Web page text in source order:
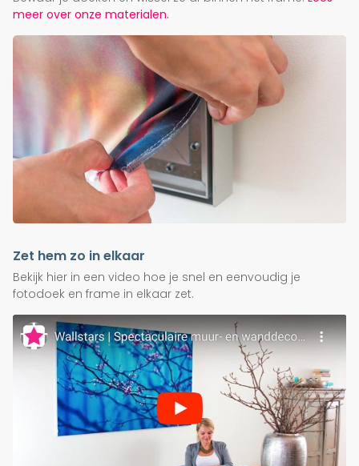
meer over onze materialen.
Zet hem zo in elkaar
Bekijk hier in een video hoe je snel en eenvoudig je
fotodoek en frame in elkaar zet.